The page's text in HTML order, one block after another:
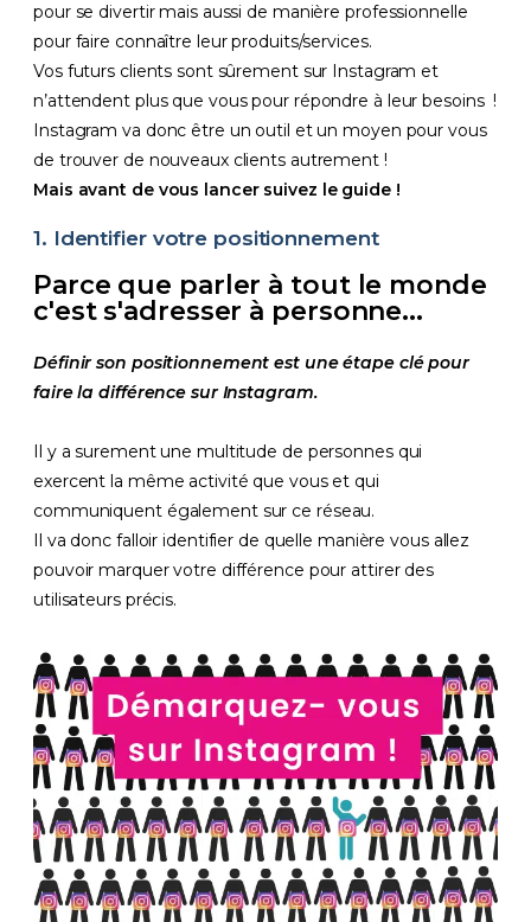
pour se divertir mais aussi de manière professionnelle
pour faire connaître leur produits/services.
Vos futurs clients sont sûrement sur Instagram et
n’attendent plus que vous pour répondre à leur besoins !
Instagram va donc être un outil et un moyen pour vous
de trouver de nouveaux clients autrement !
Mais avant de vous lancer suivez le guide !
1. Identifier votre positionnement
Parce que parler à tout le monde
c'est s'adresser à personne...
Définir son positionnement est une étape clé pour
faire la différence sur Instagram.
Il y a surement une multitude de personnes qui
exercent la même activité que vous et qui
communiquent également sur ce réseau.
Il va donc falloir identifier de quelle manière vous allez
pouvoir marquer votre différence pour attirer des
utilisateurs précis.